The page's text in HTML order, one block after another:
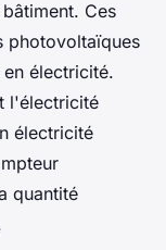
Ces
photovoltaïques
électricité.
l'électricité
électricité
quantité